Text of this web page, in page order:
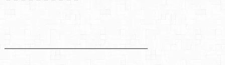
━━━━━━━━━━━━━━━━━━━